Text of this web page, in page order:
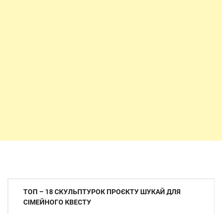
Навігація
записів
ТОП – 18 СКУЛЬПТУРОК ПРОЄКТУ ШУКАЙ ДЛЯ
СІМЕЙНОГО КВЕСТУ